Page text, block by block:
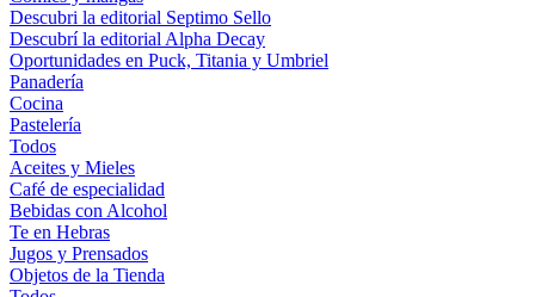
Descubri la editorial Septimo Sello
Descubrí la editorial Alpha Decay
Oportunidades en Puck, Titania y Umbriel
Panadería
Cocina
Pastelería
Todos
Aceites y Mieles
Café de especialidad
Bebidas con Alcohol
Te en Hebras
Jugos y Prensados
Objetos de la Tienda